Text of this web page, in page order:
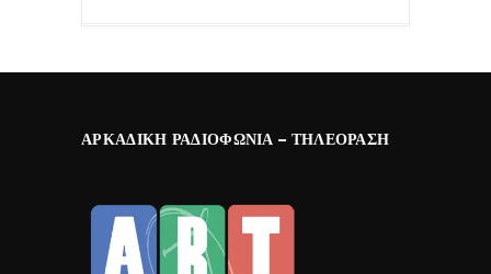
ΑΡΚΑΔΙΚΉ ΡΑΔΙΟΦΩΝΊΑ – ΤΗΛΕΌΡΑΣΗ